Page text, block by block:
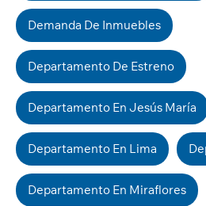
Demanda De Inmuebles
Departamento De Estreno
Departamento En Jesús María
Departamento En Lima
Departamento En Miraflores